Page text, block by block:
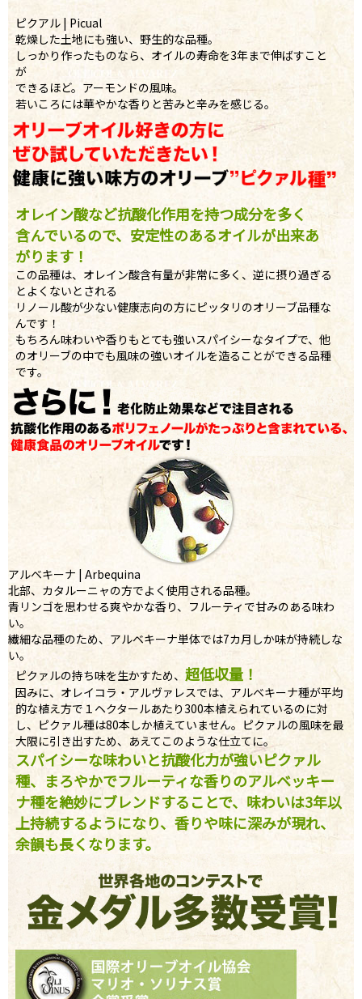
ピクアル | Picual
乾燥した土地にも強い、野生的な品種。
しっかり作ったものなら、オイルの寿命を3年まで伸ばすこと
が
できるほど。アーモンドの風味。
若いころには華やかな香りと苦みと辛みを感じる。
オレイン酸など抗酸化作用を持つ成分を多く
含んでいるので、安定性のあるオイルが出来あ
がります！
この品種は、オレイン酸含有量が非常に多く、逆に摂り過ぎる
とよくないとされる
リノール酸が少ない健康志向の方にピッタリのオリーブ品種な
んです！
もちろん味わいや香りもとても強いスパイシーなタイプで、他
のオリーブの中でも風味の強いオイルを造ることができる品種
です。
アルベキーナ | Arbequina
北部、カタルーニャの方でよく使用される品種。
青リンゴを思わせる爽やかな香り、フルーティで甘みのある味わ
い。
繊細な品種のため、アルベキーナ単体では7カ月しか味が持続しな
い。
ピクァルの持ち味を生かすため、 超低収量！
因みに、オレイコラ・アルヴァレスでは、アルベキーナ種が平均
的な植え方で１ヘクタールあたり300本植えられているのに対
し、ピクァル種は80本しか植えていません。ピクァルの風味を最
大限に引き出すため、あえてこのような仕立てに。
スパイシーな味わいと抗酸化力が強いピクァル
種、まろやかでフルーティな香りのアルベッキー
ナ種を絶妙にブレンドすることで、味わいは3年以
上持続するようになり、香りや味に深みが現れ、
余韻も長くなります。